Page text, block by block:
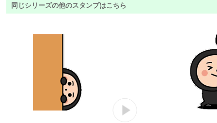
同じシリーズの他のスタンプはこちら